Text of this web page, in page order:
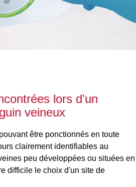
lors d'un
veineux
être ponctionnés en toute
clairement identifiables au
peu développées ou situées en
difficile le choix d'un site de